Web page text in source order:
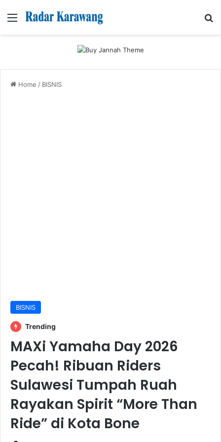
Menu
Home / BISNIS
BISNIS
Trending
MAXi Yamaha Day 2026
Pecah! Ribuan Riders
Sulawesi Tumpah Ruah
Rayakan Spirit “More Than
Ride” di Kota Bone